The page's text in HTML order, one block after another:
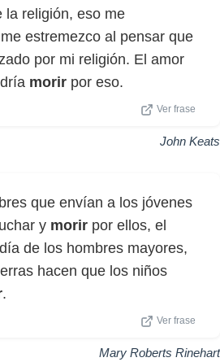
la religión, eso me
estremezco al pensar que
por mi religión. El amor
morir por eso.
Ver frase
John Keats
que envían a los jóvenes
y morir por ellos, el
de los hombres mayores,
hacen que los niños
.
Ver frase
Mary Roberts Rinehart